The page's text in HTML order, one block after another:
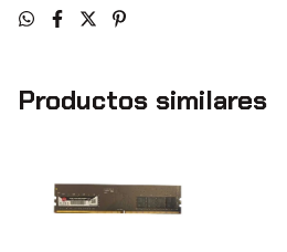
Productos similares